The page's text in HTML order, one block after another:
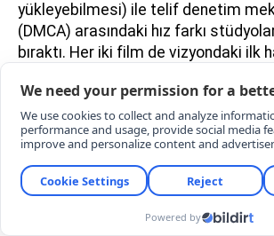
yükleyebilmesi) ile telif denetim
(DMCA) arasındaki hız farkı
bıraktı. Her iki film de vizyondaki ilk
devleri artık gişe rakamlarından çok
bu inanılmaz hızını tartışıyor.